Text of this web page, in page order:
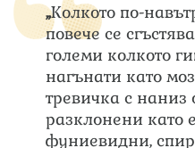
„Колкото по-
повече се
големи колкото
нагънати като
тревичка с наниз
разклонени като
фуниевидни,